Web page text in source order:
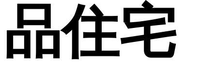
品住宅